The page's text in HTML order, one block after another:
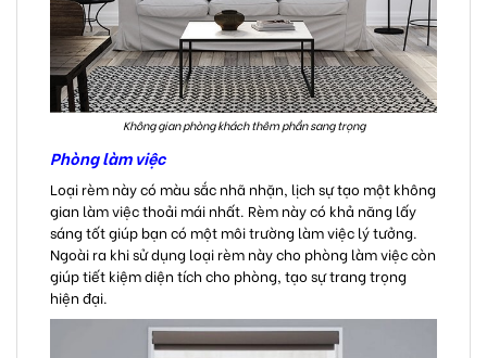
Không gian phòng khách thêm phần sang trọng
Phòng làm việc
Loại rèm này có màu sắc nhã nhặn, lịch sự tạo một không
gian làm việc thoải mái nhất. Rèm này có khả năng lấy
sáng tốt giúp bạn có một môi trường làm việc lý tưởng.
Ngoài ra khi sử dụng loại rèm này cho phòng làm việc còn
giúp tiết kiệm diện tích cho phòng, tạo sự trang trọng
hiện đại.